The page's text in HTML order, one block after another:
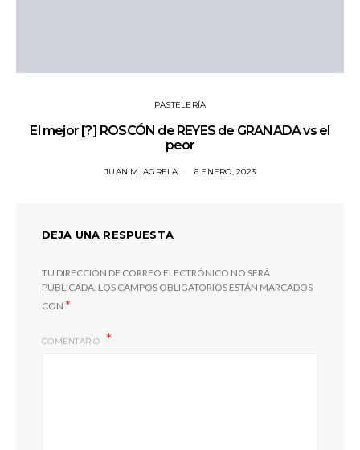
PASTELERÍA
El mejor [?] ROSCÓN de REYES de GRANADA vs el
peor
JUAN M. AGRELA 6 ENERO, 2023
DEJA UNA RESPUESTA
TU DIRECCIÓN DE CORREO ELECTRÓNICO NO SERÁ
PUBLICADA. LOS CAMPOS OBLIGATORIOS ESTÁN MARCADOS
CON *
COMENTARIO